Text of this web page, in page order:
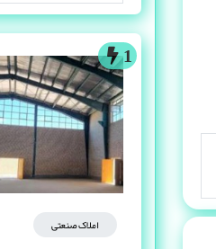
1
املاک صنعتی